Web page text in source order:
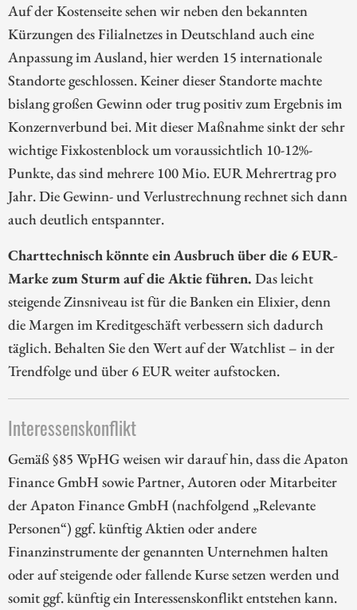
Auf der Kostenseite sehen wir neben den bekannten
Kürzungen des Filialnetzes in Deutschland auch eine
Anpassung im Ausland, hier werden 15 internationale
Standorte geschlossen. Keiner dieser Standorte machte
bislang großen Gewinn oder trug positiv zum Ergebnis im
Konzernverbund bei. Mit dieser Maßnahme sinkt der sehr
wichtige Fixkostenblock um voraussichtlich 10-12%-
Punkte, das sind mehrere 100 Mio. EUR Mehrertrag pro
Jahr. Die Gewinn- und Verlustrechnung rechnet sich dann
auch deutlich entspannter.
Charttechnisch könnte ein Ausbruch über die 6 EUR-
Marke zum Sturm auf die Aktie führen. Das leicht
steigende Zinsniveau ist für die Banken ein Elixier, denn
die Margen im Kreditgeschäft verbessern sich dadurch
täglich. Behalten Sie den Wert auf der Watchlist – in der
Trendfolge und über 6 EUR weiter aufstocken.
Interessenskonflikt
Gemäß §85 WpHG weisen wir darauf hin, dass die Apaton
Finance GmbH sowie Partner, Autoren oder Mitarbeiter
der Apaton Finance GmbH (nachfolgend „Relevante
Personen“) ggf. künftig Aktien oder andere
Finanzinstrumente der genannten Unternehmen halten
oder auf steigende oder fallende Kurse setzen werden und
somit ggf. künftig ein Interessenskonflikt entstehen kann.